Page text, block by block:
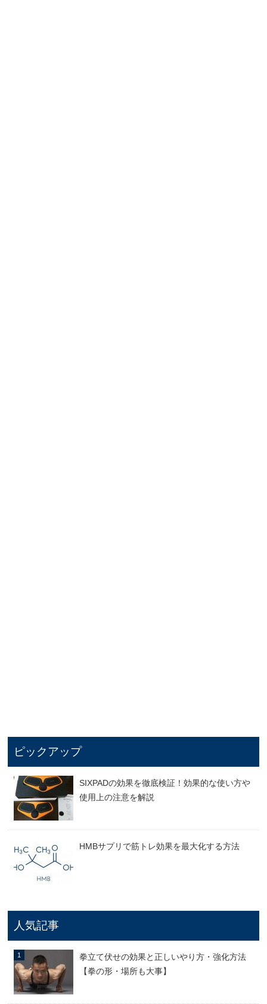
ピックアップ
SIXPADの効果を徹底検証！効果的な使い方や
使用上の注意を解説
HMBサプリで筋トレ効果を最大化する方法
人気記事
拳立て伏せの効果と正しいやり方・強化方法
【拳の形・場所も大事】